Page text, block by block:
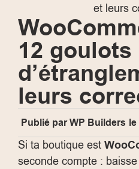
et leurs
12 goulots
leurs
Publié parWP Builders le
Si ta boutique est
seconde compte :